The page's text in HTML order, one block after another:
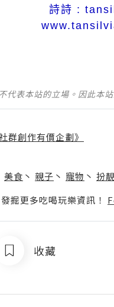
詩詩 :
代表本站的立場。因此本
群創作有價企劃》
美食 丶 親子 丶 寵物 丶 扮
掘更多吃喝玩樂資訊！
收藏